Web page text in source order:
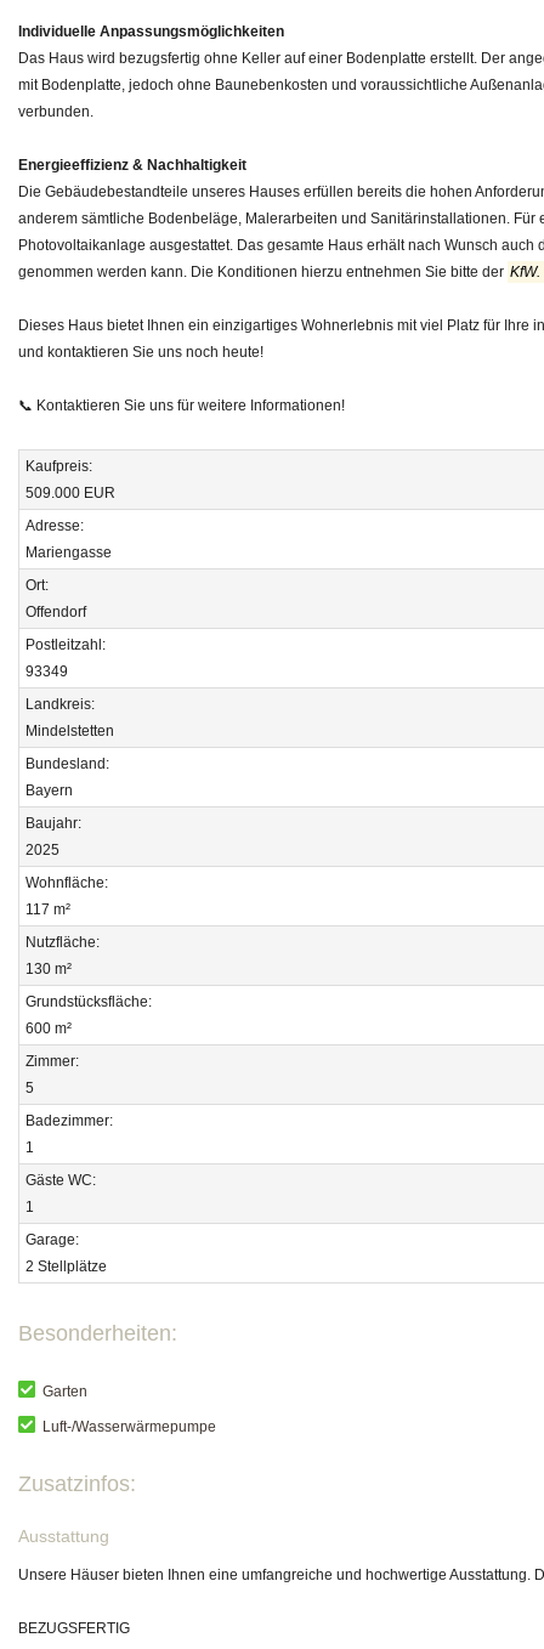
Individuelle Anpassungsmöglichkeiten
Das Haus wird bezugsfertig ohne Keller auf einer Bodenplatte erstellt. Der
mit Bodenplatte, jedoch ohne Baunebenkosten und voraussichtliche
verbunden.
Energieeffizienz & Nachhaltigkeit
Die Gebäudebestandteile unseres Hauses erfüllen bereits die hohen
anderem sämtliche Bodenbeläge, Malerarbeiten und Sanitärinstallationen.
Photovoltaikanlage ausgestattet. Das gesamte Haus erhält nach Wunsch
genommen werden kann. Die Konditionen hierzu entnehmen Sie bitte der KfW.
Dieses Haus bietet Ihnen ein einzigartiges Wohnerlebnis mit viel Platz für
und kontaktieren Sie uns noch heute!
📞 Kontaktieren Sie uns für weitere Informationen!
Kaufpreis:
509.000 EUR
Adresse:
Mariengasse
Ort:
Offendorf
Postleitzahl:
93349
Landkreis:
Mindelstetten
Bundesland:
Bayern
Baujahr:
2025
Wohnfläche:
117 m²
Nutzfläche:
130 m²
Grundstücksfläche:
600 m²
Zimmer:
5
Badezimmer:
1
Gäste WC:
1
Garage:
2 Stellplätze
Besonderheiten:
Garten
Luft-/Wasserwärmepumpe
Zusatzinfos:
Ausstattung
Unsere Häuser bieten Ihnen eine umfangreiche und hochwertige Ausstattung.
BEZUGSFERTIG